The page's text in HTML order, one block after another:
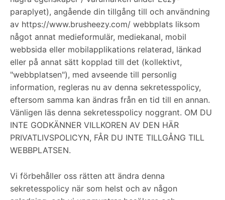
paraplyet), angående din tillgång till och användning
av https://www.brusheezy.com/ webbplats liksom
något annat medieformulär, mediekanal, mobil
webbsida eller mobilapplikations relaterad, länkad
eller på annat sätt kopplad till det (kollektivt,
"webbplatsen"), med avseende till personlig
information, regleras nu av denna sekretesspolicy,
eftersom samma kan ändras från en tid till en annan.
Vänligen läs denna sekretesspolicy noggrant. OM DU
INTE GODKÄNNER VILLKOREN AV DEN HÄR
PRIVATLIVSPOLICYN, FÅR DU INTE TILLGÅNG TILL
WEBBPLATSEN.
Vi förbehåller oss rätten att ändra denna
sekretesspolicy när som helst och av någon